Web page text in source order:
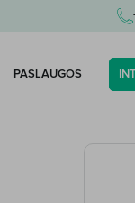
PASLAUGOS